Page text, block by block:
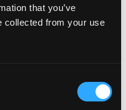
that you’ve
collected from your use